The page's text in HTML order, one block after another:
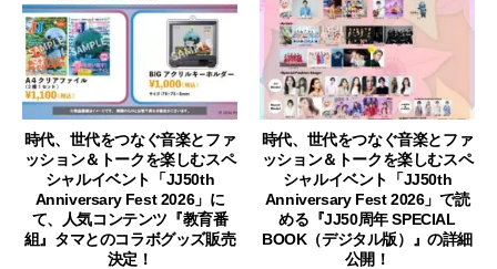
時代、世代をつなぐ音楽とファ
ッション＆トークを楽しむスペ
シャルイベント「JJ50th
Anniversary Fest 2026」に
て、人気コンテンツ『教育番
組』タマとのコラボグッズ販売
決定！
時代、世代をつなぐ音楽とファ
ッション＆トークを楽しむスペ
シャルイベント「JJ50th
Anniversary Fest 2026」で読
める『JJ50周年 SPECIAL
BOOK（デジタル版）』の詳細
公開！